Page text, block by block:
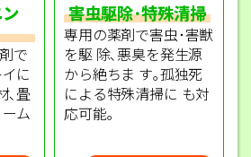
で
に
､畳
ム
害虫駆除･特殊清掃
専用の薬剤で害虫･害獣
を駆 除､悪臭を発生源
から絶ちま す｡孤独死
による特殊清掃に も対
応可能｡